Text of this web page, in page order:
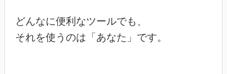
どんなに便利なツールでも、
それを使うのは「あなた」です。